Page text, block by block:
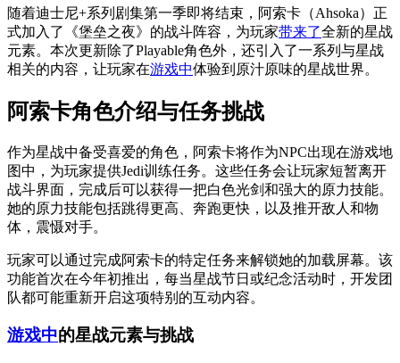
随着迪士尼+系列剧集第一季即将结束，阿索卡（Ahsoka）正
式加入了《堡垒之夜》的战斗阵容，为玩家带来了全新的星战
元素。本次更新除了Playable角色外，还引入了一系列与星战
相关的内容，让玩家在游戏中体验到原汁原味的星战世界。
阿索卡角色介绍与任务挑战
作为星战中备受喜爱的角色，阿索卡将作为NPC出现在游戏地
图中，为玩家提供Jedi训练任务。这些任务会让玩家短暂离开
战斗界面，完成后可以获得一把白色光剑和强大的原力技能。
她的原力技能包括跳得更高、奔跑更快，以及推开敌人和物
体，震慑对手。
玩家可以通过完成阿索卡的特定任务来解锁她的加载屏幕。该
功能首次在今年初推出，每当星战节日或纪念活动时，开发团
队都可能重新开启这项特别的互动内容。
游戏中的星战元素与挑战